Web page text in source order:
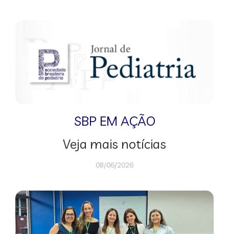
SBP EM AÇÃO
Veja mais notícias
08/06/2026